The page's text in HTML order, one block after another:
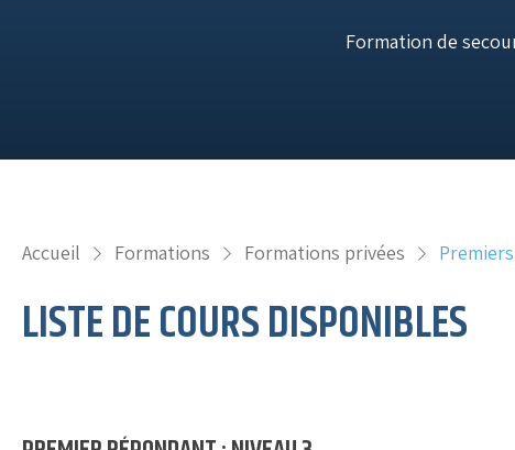
Formation de
Accueil Formations Formations privées
LISTE DE COURS DISPONIBLES